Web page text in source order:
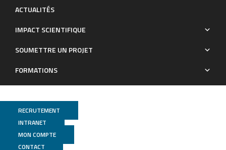
ACTUALITÉS
IMPACT SCIENTIFIQUE
SOUMETTRE UN PROJET
FORMATIONS
RECRUTEMENT
INTRANET
MON COMPTE
CONTACT
Publications